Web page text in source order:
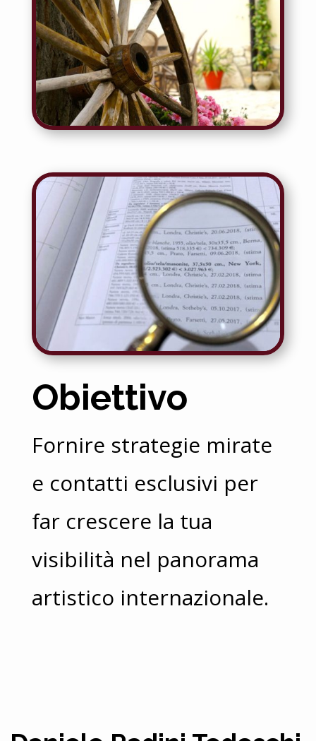
Obiettivo
Fornire strategie mirate
e contatti esclusivi per
far crescere la tua
visibilità nel panorama
artistico internazionale.